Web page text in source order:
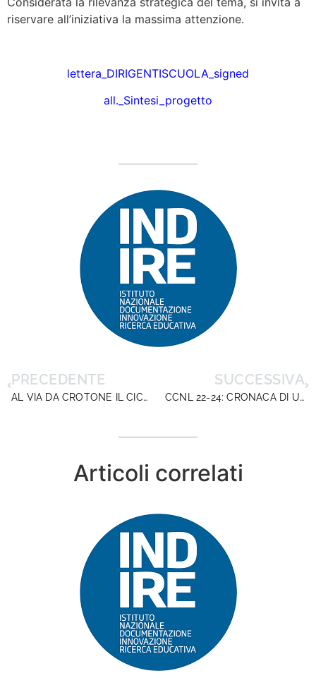
riservare all’iniziativa la massima attenzione.
lettera_DIRIGENTISCUOLA_signed
all._Sintesi_progetto
PRECEDENTE
AL VIA DA CROTONE IL CICLO DI ASSEMBLEE SINDACALI DI DIRIGENTISCUOLA
SUCCESSIVA
CCNL 22-24: CRONACA DI UN TRIONFO IMMAGINARIO. LA DICHIARAZIONE A VERBALE DI DIRIGENTISCUOLA
Articoli correlati